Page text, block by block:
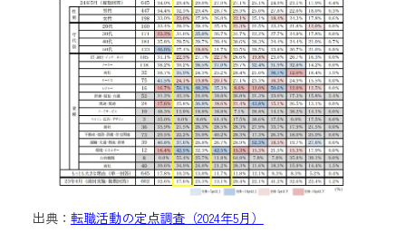
出典： 転職活動の定点調査（2024年5月）